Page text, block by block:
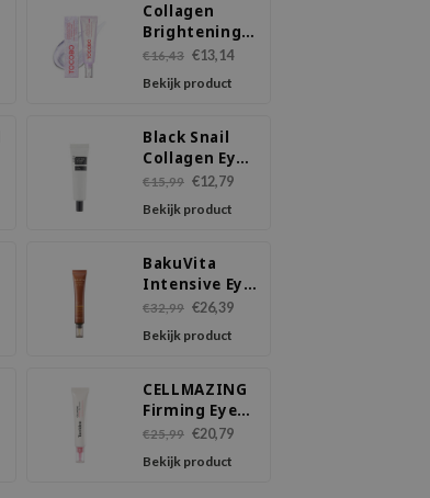
Collagen
Brightening
Eye Gel Cream
€16,43 €13,14
Bekijk product
Black Snail
Collagen Eye
Cream
€15,99 €12,79
Bekijk product
BakuVita
Intensive Eye
Serum
€32,99 €26,39
Bekijk product
CELLMAZING
Firming Eye
Cream
€25,99 €20,79
Bekijk product